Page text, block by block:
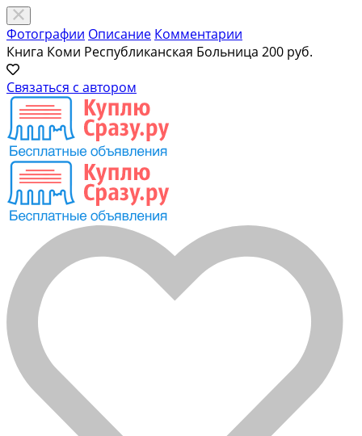
Фотографии Описание Комментарии
Книга Коми Республиканская Больница 200 руб.
Связаться с автором